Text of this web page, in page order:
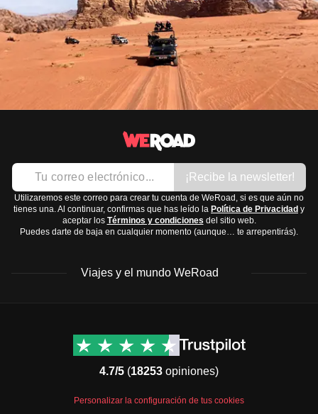
¡Recibe la newsletter!
Utilizaremos este correo para crear tu cuenta de WeRoad, si es que aún no
tienes una. Al continuar, confirmas que has leído la Política de Privacidad y
aceptar los Términos y condiciones del sitio web.
Puedes darte de baja en cualquier momento (aunque… te arrepentirás).
Viajes y el mundo WeRoad
América del Norte
Oriente Medio
Contacto
Términos y condiciones
Condiciones generales
4.7/5 (18253 opiniones)
Personalizar la configuración de tus cookies